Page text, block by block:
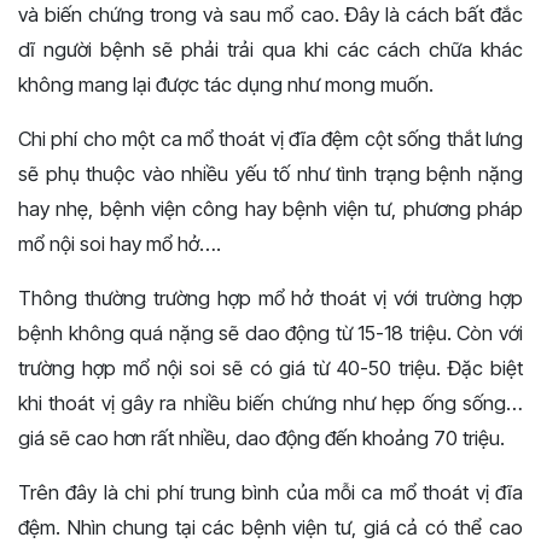
và biến chứng trong và sau mổ cao. Đây là cách bất đắc
dĩ người bệnh sẽ phải trải qua khi các cách chữa khác
không mang lại được tác dụng như mong muốn.
Chi phí cho một ca mổ thoát vị đĩa đệm cột sống thắt lưng
sẽ phụ thuộc vào nhiều yếu tố như tình trạng bệnh nặng
hay nhẹ, bệnh viện công hay bệnh viện tư, phương pháp
mổ nội soi hay mổ hở….
Thông thường trường hợp mổ hở thoát vị với trường hợp
bệnh không quá nặng sẽ dao động từ 15-18 triệu. Còn với
trường hợp mổ nội soi sẽ có giá từ 40-50 triệu. Đặc biệt
khi thoát vị gây ra nhiều biến chứng như hẹp ống sống…
giá sẽ cao hơn rất nhiều, dao động đến khoảng 70 triệu.
Trên đây là chi phí trung bình của mỗi ca mổ thoát vị đĩa
đệm. Nhìn chung tại các bệnh viện tư, giá cả có thể cao